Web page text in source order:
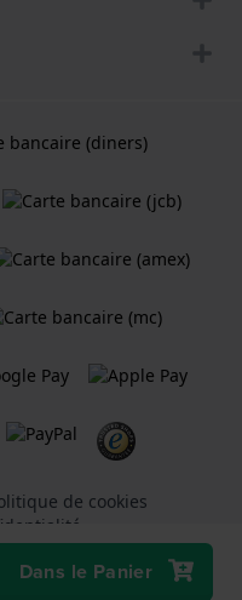
Dans le Panier
de cookies
Group B.V.